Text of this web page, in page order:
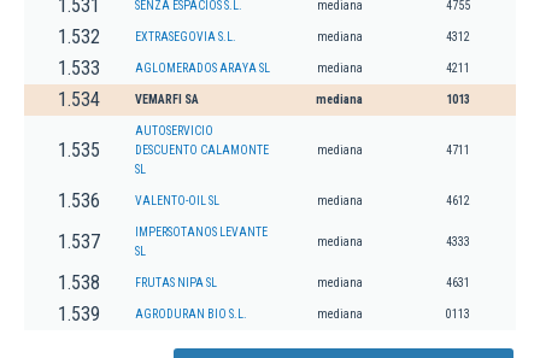
1.531 SENZA ESPACIOS S.L. mediana 4755
1.532 EXTRASEGOVIA S.L. mediana 4312
1.533 AGLOMERADOS ARAYA SL mediana 4211
1.534 VEMARFI SA mediana 1013
1.535
AUTOSERVICIO
DESCUENTO CALAMONTE
SL
mediana 4711
1.536 VALENTO-OIL SL mediana 4612
1.537
IMPERSOTANOS LEVANTE
SL
mediana 4333
1.538 FRUTAS NIPA SL mediana 4631
1.539 AGRODURAN BIO S.L. mediana 0113